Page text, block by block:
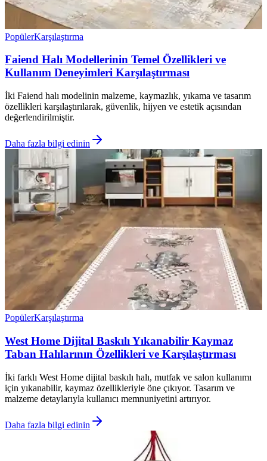
PopülerKarşılaştırma
Faiend Halı Modellerinin Temel Özellikleri ve
Kullanım Deneyimleri Karşılaştırması
İki Faiend halı modelinin malzeme, kaymazlık, yıkama ve tasarım
özellikleri karşılaştırılarak, güvenlik, hijyen ve estetik açısından
değerlendirilmiştir.
Daha fazla bilgi edinin
PopülerKarşılaştırma
West Home Dijital Baskılı Yıkanabilir Kaymaz
Taban Halılarının Özellikleri ve Karşılaştırması
İki farklı West Home dijital baskılı halı, mutfak ve salon kullanımı
için yıkanabilir, kaymaz özellikleriyle öne çıkıyor. Tasarım ve
malzeme detaylarıyla kullanıcı memnuniyetini artırıyor.
Daha fazla bilgi edinin